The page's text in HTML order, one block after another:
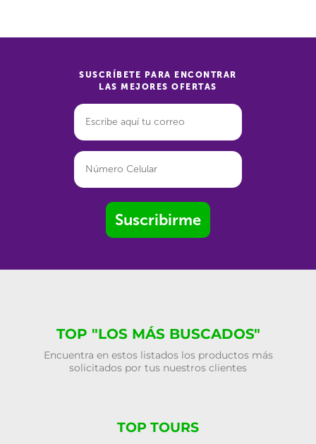
SUSCRÍBETE PARA ENCONTRAR
LAS MEJORES OFERTAS
Suscribirme
TOP "LOS MÁS BUSCADOS"
Encuentra en estos listados los productos más
solicitados por tus nuestros clientes
TOP TOURS